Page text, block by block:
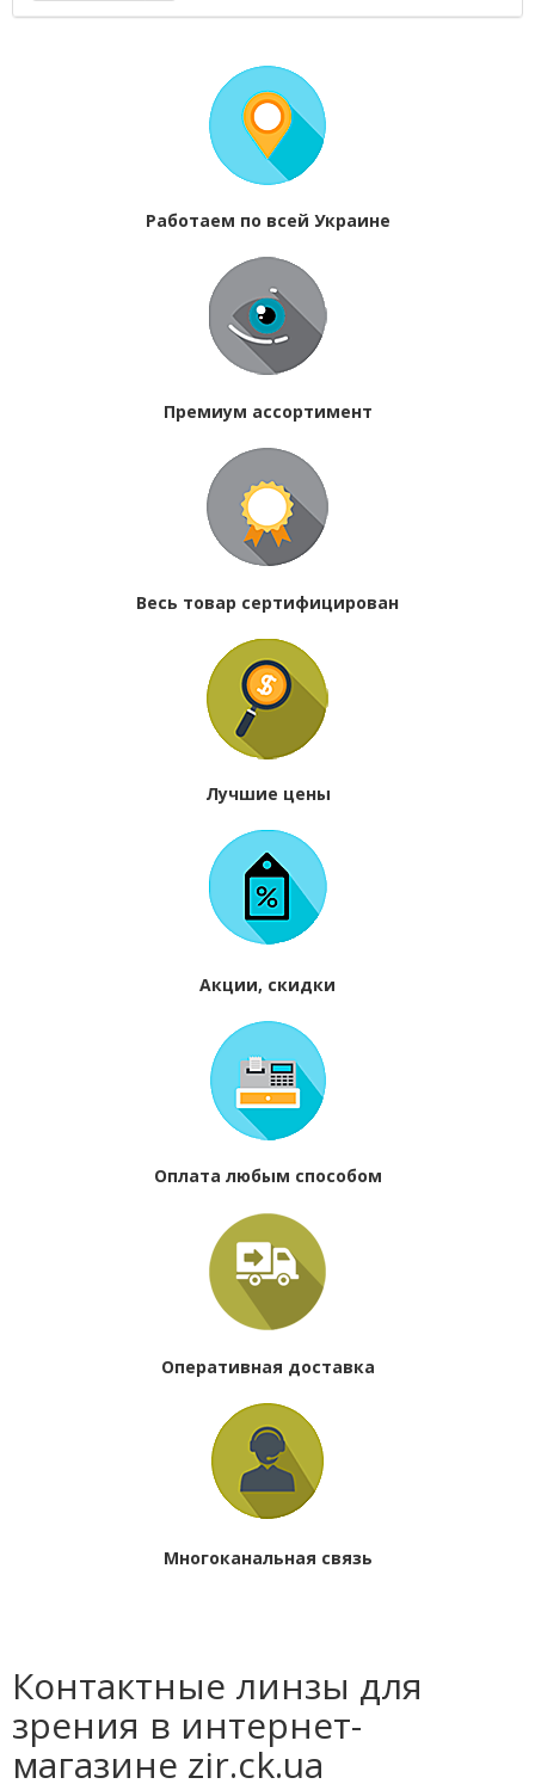
Работаем по всей Украине
Премиум ассортимент
Весь товар сертифицирован
Лучшие цены
Акции, скидки
Оплата любым способом
Оперативная доставка
Многоканальная связь
Контактные линзы для
зрения в интернет-
магазине zir.ck.ua